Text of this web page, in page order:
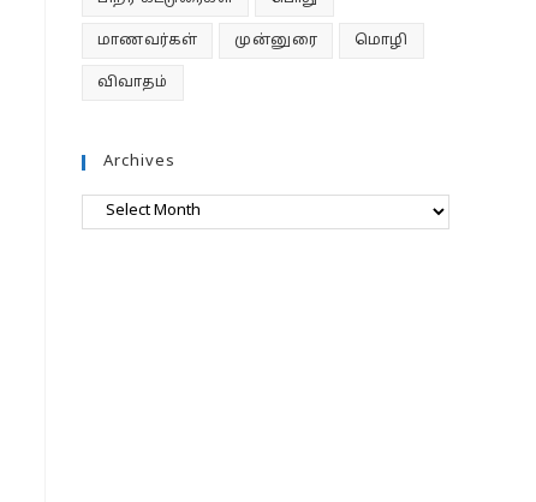
மாணவர்கள் முன்னுரை மொழி
விவாதம்
Archives
Archives